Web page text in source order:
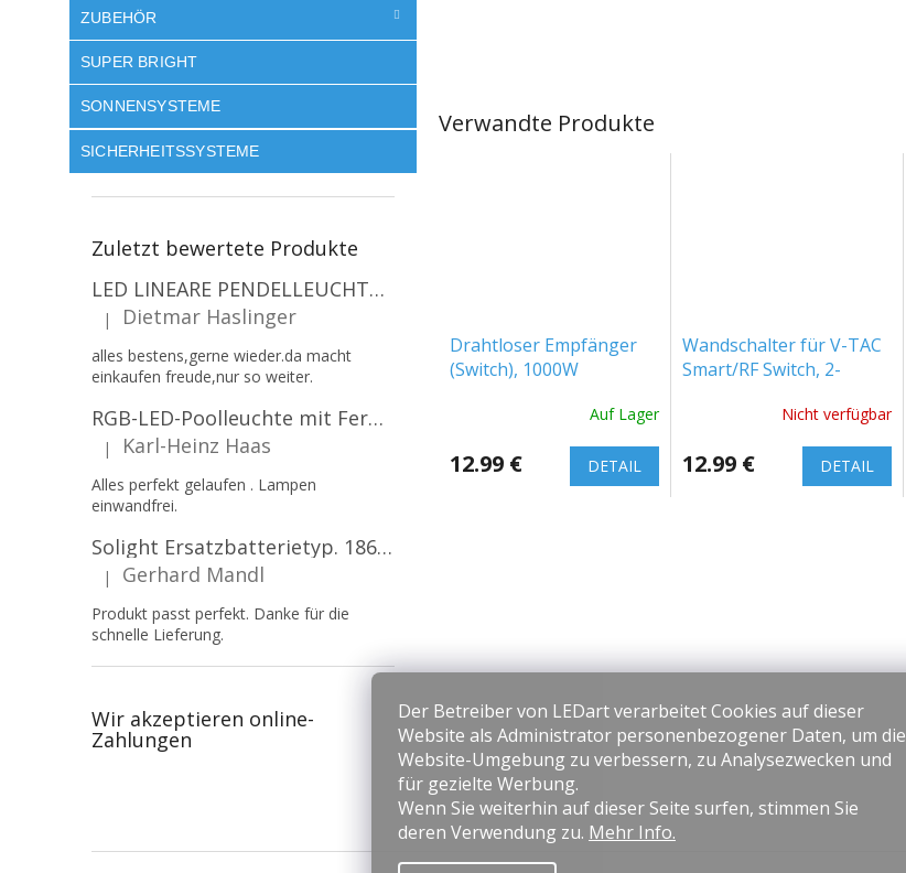
Der Betreiber von LEDart verarbeitet Cookies auf dieser
Website als Administrator personenbezogener Daten, um die
Website-Umgebung zu verbessern, zu Analysezwecken und
für gezielte Werbung.
Wenn Sie weiterhin auf dieser Seite surfen, stimmen Sie
deren Verwendung zu. Mehr Info.
ZUBEHÖR
SUPER BRIGHT
SONNENSYSTEME
SICHERHEITSSYSTEME
Zuletzt bewertete Produkte
LED LINEARE PENDELLEUCHTE EXECULINE 120CM, 30W, 3750LM, 96°, 4000K, IP20, WEISS [207806]
Die Produktbewertung beträgt 5 von 5 Sternen.
| Dietmar Haslinger
alles bestens,gerne wieder.da macht
einkaufen freude,nur so weiter.
RGB-LED-Poolleuchte mit Fernbedienung, 12W, 1260lm, PAR56, 12V, 1+1 gratis!
Die Produktbewertung beträgt 5 von 5 Sternen.
| Karl-Heinz Haas
Alles perfekt gelaufen . Lampen
einwandfrei.
Solight Ersatzbatterietyp. 18650, 3,7 V, Li-Ion, 2200 mAh [WN900]
Die Produktbewertung beträgt 5 von 5 Sternen.
| Gerhard Mandl
Produkt passt perfekt. Danke für die
schnelle Lieferung.
Wir akzeptieren online-
Zahlungen
Verwandte Produkte
Drahtloser Empfänger
(Switch), 1000W
Auf Lager
12.99 € DETAIL
Wandschalter für V-TAC
Smart/RF Switch, 2-
Nicht verfügbar
12.99 € DETAIL